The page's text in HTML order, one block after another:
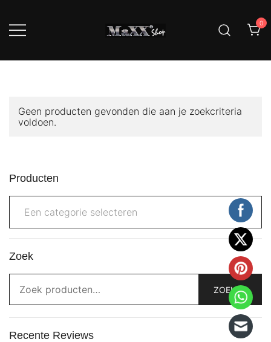
de
inhoud
Woonaccessoires
0
Geen producten gevonden die aan je zoekcriteria
voldoen.
Producten
Een categorie selecteren
Zoek
naar:
ZOEKEN
Recente Reviews